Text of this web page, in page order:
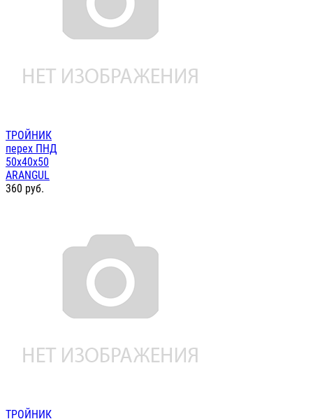
ТРОЙНИК
перех ПНД
50х40х50
ARANGUL
360 руб.
ТРОЙНИК